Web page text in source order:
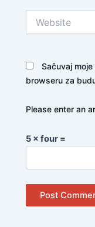
Sačuvaj
browseru za
Please enter an
5 × four =